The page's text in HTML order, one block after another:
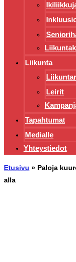
Liikunta
Leirit
Tapahtumat
Medialle
Yhteystiedot
Etusivu » Paloja
alla